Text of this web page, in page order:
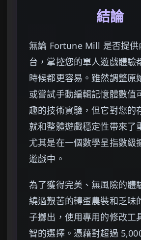
結論
無論 Fortune Mill 是否提供
台，掌控您的單人遊戲體驗
時候都更容易。雖然調整原
或嘗試手動編輯記憶體數值
趣的技術實驗，但它對您的
就和整體遊戲穩定性帶來
尤其是在一個數學呈指數級
遊戲中。
為了獲得完美、無風險的體
繞過艱苦的轉蛋農裝和乏味
子擲出，使用專用的修改工
智的選擇。憑藉對超過